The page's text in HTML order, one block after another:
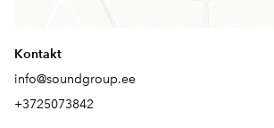
Kontakt
info@soundgroup.ee
+3725073842